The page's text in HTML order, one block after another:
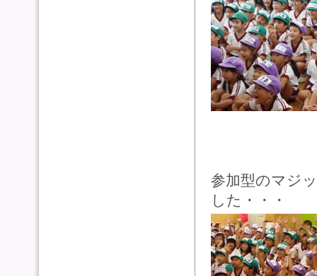
参加型のマジ
した・・・